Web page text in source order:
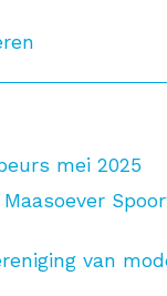
mei 2025
van